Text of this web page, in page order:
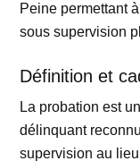
Peine permettant
sous supervision
Définition et
La probation est
délinquant
supervision au